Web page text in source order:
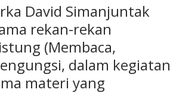
David Simanjuntak
rekan-rekan
(Membaca,
dalam kegiatan
materi yang